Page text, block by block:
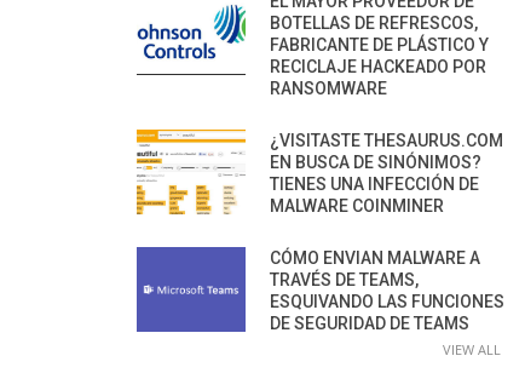
BOTELLAS DE REFRESCOS,
FABRICANTE DE PLÁSTICO Y
RECICLAJE HACKEADO POR
RANSOMWARE
¿VISITASTE THESAURUS.COM
EN BUSCA DE SINÓNIMOS?
TIENES UNA INFECCIÓN DE
MALWARE COINMINER
CÓMO ENVIAN MALWARE A
TRAVÉS DE TEAMS,
ESQUIVANDO LAS FUNCIONES
DE SEGURIDAD DE TEAMS
VIEW ALL